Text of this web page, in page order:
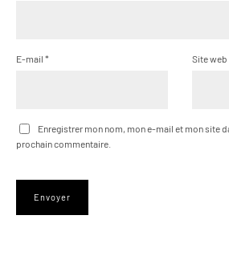
E-mail * Site web
Enregistrer mon nom, mon e-mail et mon site
prochain commentaire.